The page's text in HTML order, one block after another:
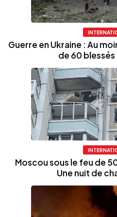
Guerre en Ukraine : Au
de 60 blessés
Moscou sous le feu de
Une nuit de